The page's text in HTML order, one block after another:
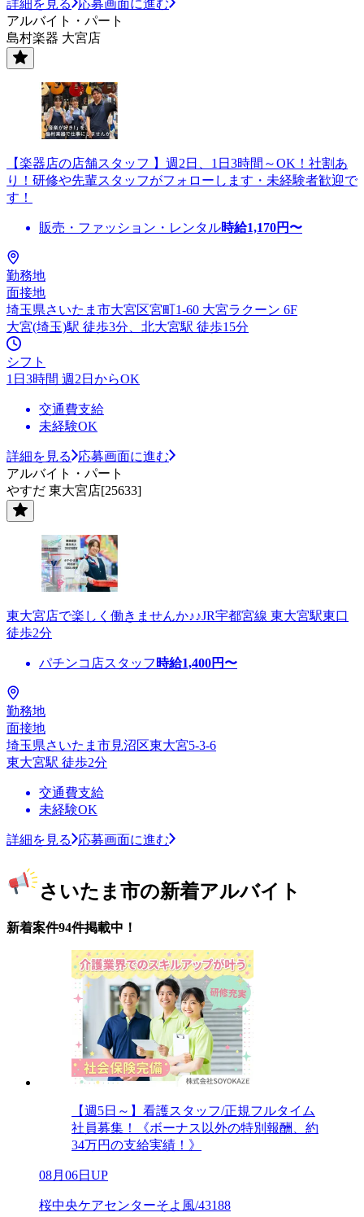
詳細を見る
応募画面に進む
アルバイト・パート
島村楽器 大宮店
【楽器店の店舗スタッフ 】週2日、1日3時間～OK！社割あ
り！研修や先輩スタッフがフォローします・未経験者歓迎で
す！
販売・ファッション・レンタル時給1,170円〜
勤務地
面接地
埼玉県さいたま市大宮区宮町1-60 大宮ラクーン 6F
大宮(埼玉)駅 徒歩3分、北大宮駅 徒歩15分
シフト
1日3時間 週2日からOK
交通費支給
未経験OK
詳細を見る
応募画面に進む
アルバイト・パート
やすだ 東大宮店[25633]
東大宮店で楽しく働きませんか♪♪JR宇都宮線 東大宮駅東口
徒歩2分
パチンコ店スタッフ 時給1,400円〜
勤務地
面接地
埼玉県さいたま市見沼区東大宮5-3-6
東大宮駅 徒歩2分
交通費支給
未経験OK
詳細を見る 応募画面に進む
さいたま市の新着アルバイト
新着案件94件掲載中！
【週5日～】看護スタッフ/正規フルタイム
社員募集！《ボーナス以外の特別報酬、約
34万円の支給実績！》
08月06日UP
桜中央ケアセンターそよ風/43188